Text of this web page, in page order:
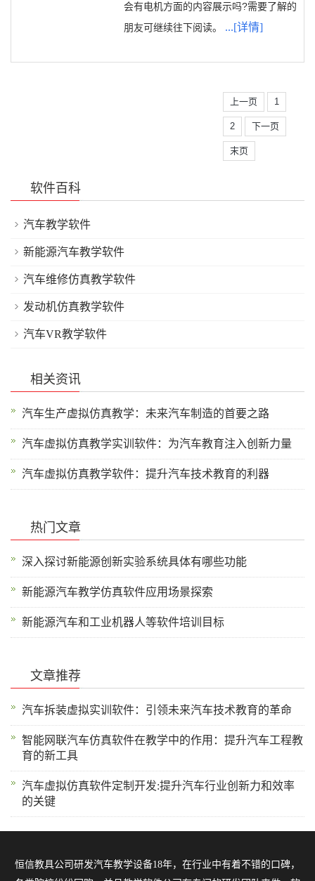
会有电机方面的内容展示吗?需要了解的
朋友可继续往下阅读。 ...[详情]
上一页 1
2 下一页
末页
软件百科
汽车教学软件
新能源汽车教学软件
汽车维修仿真教学软件
发动机仿真教学软件
汽车VR教学软件
相关资讯
汽车生产虚拟仿真教学：未来汽车制造的首要之路
汽车虚拟仿真教学实训软件：为汽车教育注入创新力量
汽车虚拟仿真教学软件：提升汽车技术教育的利器
热门文章
深入探讨新能源创新实验系统具体有哪些功能
新能源汽车教学仿真软件应用场景探索
新能源汽车和工业机器人等软件培训目标
文章推荐
汽车拆装虚拟实训软件：引领未来汽车技术教育的革命
智能网联汽车仿真软件在教学中的作用：提升汽车工程教
育的新工具
汽车虚拟仿真软件定制开发:提升汽车行业创新力和效率
的关键
恒信教具公司研发汽车教学设备18年，在行业中有着不错的口碑，